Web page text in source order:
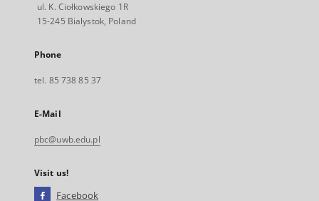
ul. K. Ciołkowskiego 1R
15-245 Bialystok, Poland
Phone
tel. 85 738 85 37
E-Mail
pbc@uwb.edu.pl
Visit us!
Facebook